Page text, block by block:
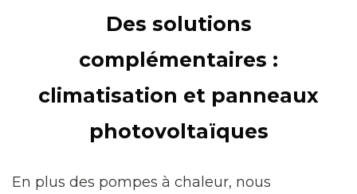
Des solutions
complémentaires :
climatisation et panneaux
photovoltaïques
En plus des pompes à chaleur, nous